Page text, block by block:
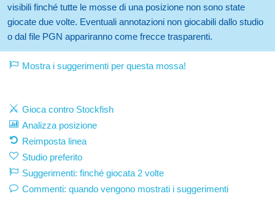
visibili finché tutte le mosse di una posizione non sono state
giocate due volte. Eventuali annotazioni non giocabili dallo studio
o dal file PGN appariranno come frecce trasparenti.
Mostra i suggerimenti per questa mossa!
Gioca contro Stockfish
Analizza posizione
Reimposta linea
Studio preferito
Suggerimenti: finché giocata 2 volte
Commenti: quando vengono mostrati i suggerimenti